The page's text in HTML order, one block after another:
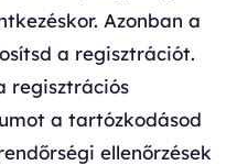
Azonban a
a regisztrációt.
regisztrációs
a tartózkodásod
ellenőrzések